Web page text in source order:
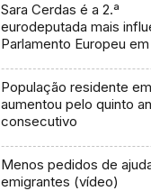
Sara Cerdas é a 2.ª
eurodeputada mais
Parlamento Europeu
População residente
aumentou pelo quinto
consecutivo
Menos pedidos de
emigrantes (vídeo)